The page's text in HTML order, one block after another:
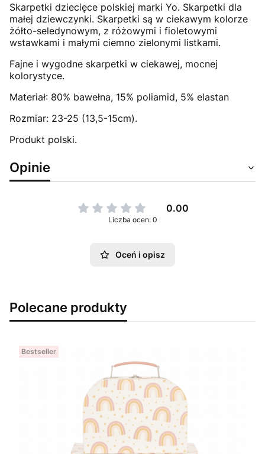
Skarpetki dziecięce polskiej marki Yo. Skarpetki dla
małej dziewczynki. Skarpetki są w ciekawym kolorze
żółto-seledynowym, z różowymi i fioletowymi
wstawkami i małymi ciemno zielonymi listkami.
Fajne i wygodne skarpetki w ciekawej, mocnej
kolorystyce.
Materiał: 80% bawełna, 15% poliamid, 5% elastan
Rozmiar: 23-25 (13,5-15cm).
Produkt polski.
Opinie
0.00
Liczba ocen: 0
Oceń i opisz
Polecane produkty
Bestseller